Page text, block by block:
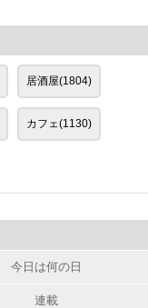
居酒屋(1804)
カフェ(1130)
今日は何の日
連載